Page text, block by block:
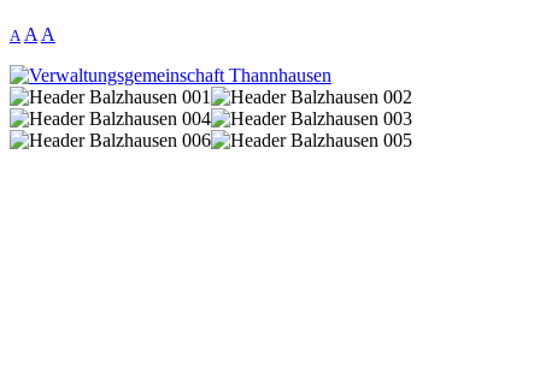
A A A